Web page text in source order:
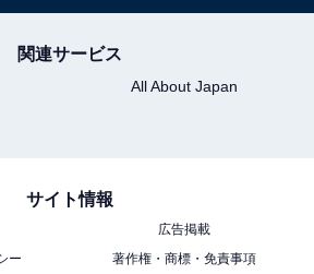
関連サービス
All About Japan
サイト情報
広告掲載
ー
著作権・商標・免責事項